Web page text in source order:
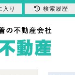
入り 検索履歴